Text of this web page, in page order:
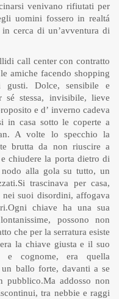
venivano rifiutati per
uomini fossero in realtá
cerca di un’avventura di
call center con contratto
amiche facendo shopping
Dolce, sensibile e
stessa, invisibile, lieve
e d’ inverno cadeva
in casa sotto le coperte a
A volte lo specchio la
brutta da non riuscire a
chiudere la porta dietro di
alla gola su tutto, un
trascinava per casa,
suoi disordini, affogava
chiave ha una sua
possono non
che per la serratura esiste
la chiave giusta e il suo
cognome, era quella
un ballo forte, davanti a se
pubblico.Ma addosso non
tra nebbie e raggi